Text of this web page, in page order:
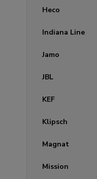
Heco
Indiana Line
Jamo
JBL
KEF
Klipsch
Magnat
Mission